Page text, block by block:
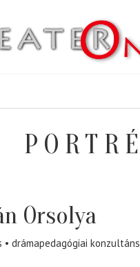
PORTRÉ
Orsolya
drámapedagógiai konzultáns